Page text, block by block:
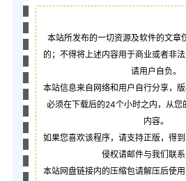
本站所发布的一切资源及软件的文章
的；不得将上述内容用于商业或者非
请用户自负。
本站信息来自网络和用户自行分享，
必须在下载后的24个小时之内，从您
内容。
如果您喜欢该程序，请支持正版，得
侵权请邮件与我们联系
本站网盘链接内的压缩包请解压后使